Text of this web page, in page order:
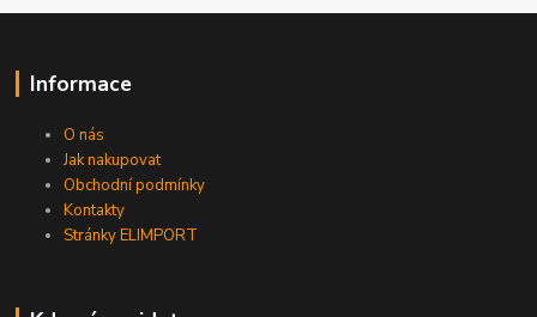
Informace
O nás
Jak nakupovat
Obchodní podmínky
Kontakty
Stránky ELIMPORT